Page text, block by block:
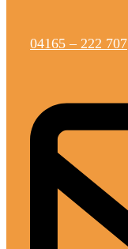
04165 – 222 707